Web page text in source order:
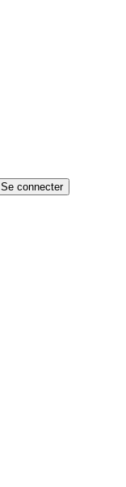
Se connecter